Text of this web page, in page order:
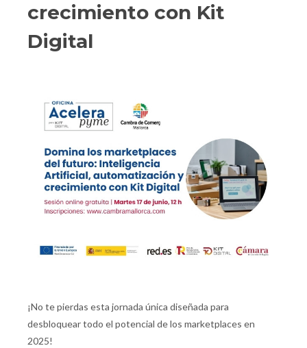
crecimiento con Kit
Digital
¡No te pierdas esta jornada única diseñada para
desbloquear todo el potencial de los marketplaces en
2025!